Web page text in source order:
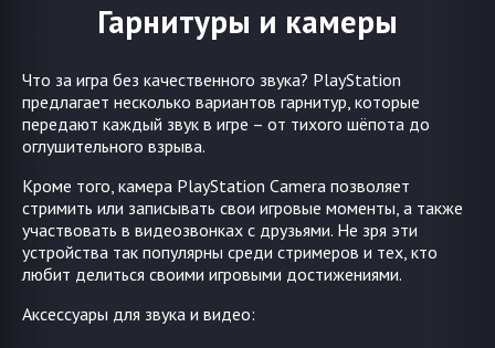
Гарнитуры и камеры
Что за игра без качественного звука? PlayStation
предлагает несколько вариантов гарнитур, которые
передают каждый звук в игре – от тихого шёпота до
оглушительного взрыва.
Кроме того, камера PlayStation Camera позволяет
стримить или записывать свои игровые моменты, а также
участвовать в видеозвонках с друзьями. Не зря эти
устройства так популярны среди стримеров и тех, кто
любит делиться своими игровыми достижениями.
Аксессуары для звука и видео: